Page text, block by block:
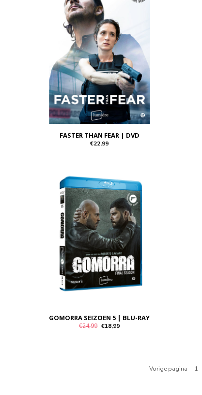
FASTER THAN FEAR | DVD
€22,99
GOMORRA SEIZOEN 5 | BLU-RAY
€24,99 €18,99
Vorige pagina 1